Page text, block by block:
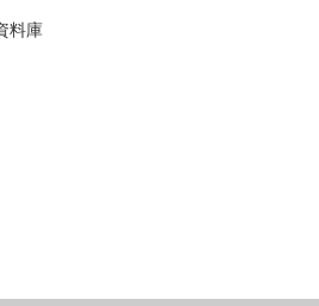
料庫